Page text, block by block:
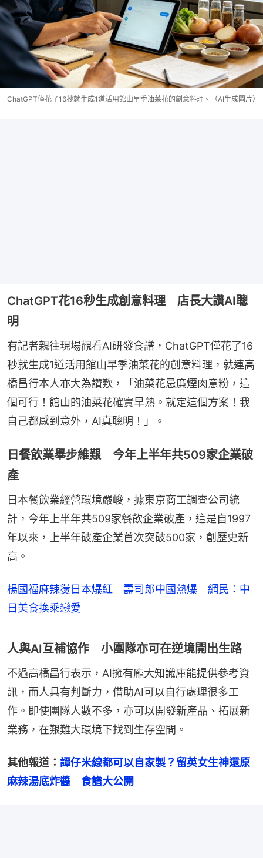
ChatGPT僅花了16秒就生成1道活用館山早季油菜花的創意料理。（AI生成圖片）
ChatGPT花16秒生成創意料理 店長大讚AI聰
明
有記者親往現場觀看AI研發食譜，ChatGPT僅花了16
秒就生成1道活用館山早季油菜花的創意料理，就連高
橋昌行本人亦大為讚歎，「油菜花忌廉煙肉意粉，這
個可行！館山的油菜花確實早熟。就定這個方案！我
自己都感到意外，AI真聰明！」。
日餐飲業舉步維艱 今年上半年共509家企業破
產
日本餐飲業經營環境嚴峻，據東京商工調查公司統
計，今年上半年共509家餐飲企業破產，這是自1997
年以來，上半年破產企業首次突破500家，創歷史新
高。
楊國福麻辣燙日本爆紅 壽司郎中國熱爆 網民：中
日美食換乘戀愛
人與AI互補協作 小團隊亦可在逆境開出生路
不過高橋昌行表示，AI擁有龐大知識庫能提供參考資
訊，而人具有判斷力，借助AI可以自行處理很多工
作。即使團隊人數不多，亦可以開發新產品、拓展新
業務，在艱難大環境下找到生存空間。
其他報道： 譚仔米線都可以自家製？留英女生神還原
麻辣湯底炸醬　食譜大公開